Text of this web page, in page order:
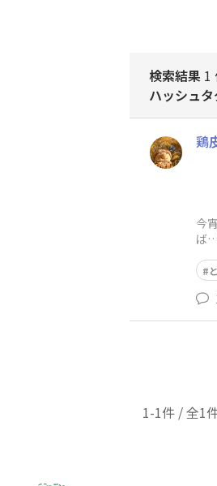
検索結果 1
ハッシュ
鶏
今
ば
1-1件 / 全1